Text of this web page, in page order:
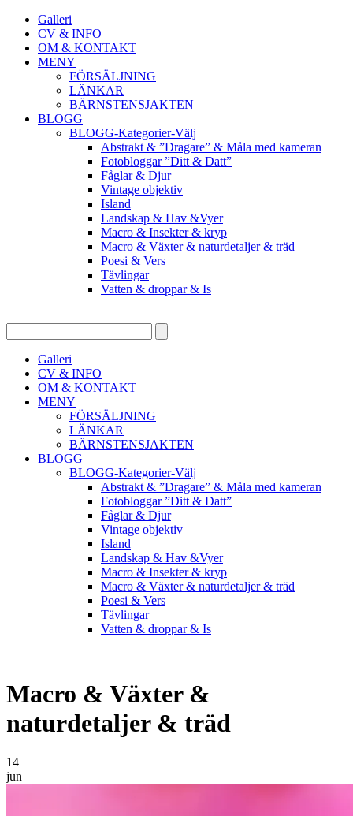
Galleri
CV & INFO
OM & KONTAKT
MENY
FÖRSÄLJNING
LÄNKAR
BÄRNSTENSJAKTEN
BLOGG
BLOGG-Kategorier-Välj
Abstrakt & ”Dragare” & Måla med kameran
Fotobloggar ”Ditt & Datt”
Fåglar & Djur
Vintage objektiv
Island
Landskap & Hav &Vyer
Macro & Insekter & kryp
Macro & Växter & naturdetaljer & träd
Poesi & Vers
Tävlingar
Vatten & droppar & Is
Galleri
CV & INFO
OM & KONTAKT
MENY
FÖRSÄLJNING
LÄNKAR
BÄRNSTENSJAKTEN
BLOGG
BLOGG-Kategorier-Välj
Abstrakt & ”Dragare” & Måla med kameran
Fotobloggar ”Ditt & Datt”
Fåglar & Djur
Vintage objektiv
Island
Landskap & Hav &Vyer
Macro & Insekter & kryp
Macro & Växter & naturdetaljer & träd
Poesi & Vers
Tävlingar
Vatten & droppar & Is
Macro & Växter &
naturdetaljer & träd
14
jun